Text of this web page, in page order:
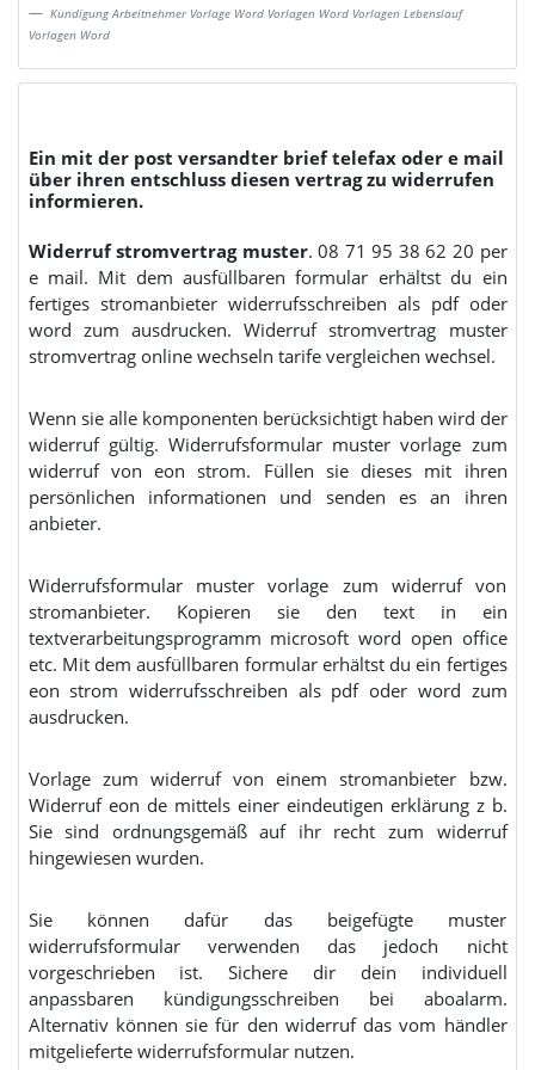
Kundigung Arbeitnehmer Vorlage Word Vorlagen Word Vorlagen Lebenslauf
Vorlagen Word
Ein mit der post versandter brief telefax oder e mail
über ihren entschluss diesen vertrag zu widerrufen
informieren.
Widerruf stromvertrag muster. 08 71 95 38 62 20 per
e mail. Mit dem ausfüllbaren formular erhältst du ein
fertiges stromanbieter widerrufsschreiben als pdf oder
word zum ausdrucken. Widerruf stromvertrag muster
stromvertrag online wechseln tarife vergleichen wechsel.
Wenn sie alle komponenten berücksichtigt haben wird der
widerruf gültig. Widerrufsformular muster vorlage zum
widerruf von eon strom. Füllen sie dieses mit ihren
persönlichen informationen und senden es an ihren
anbieter.
Widerrufsformular muster vorlage zum widerruf von
stromanbieter. Kopieren sie den text in ein
textverarbeitungsprogramm microsoft word open office
etc. Mit dem ausfüllbaren formular erhältst du ein fertiges
eon strom widerrufsschreiben als pdf oder word zum
ausdrucken.
Vorlage zum widerruf von einem stromanbieter bzw.
Widerruf eon de mittels einer eindeutigen erklärung z b.
Sie sind ordnungsgemäß auf ihr recht zum widerruf
hingewiesen wurden.
Sie können dafür das beigefügte muster
widerrufsformular verwenden das jedoch nicht
vorgeschrieben ist. Sichere dir dein individuell
anpassbaren kündigungsschreiben bei aboalarm.
Alternativ können sie für den widerruf das vom händler
mitgelieferte widerrufsformular nutzen.